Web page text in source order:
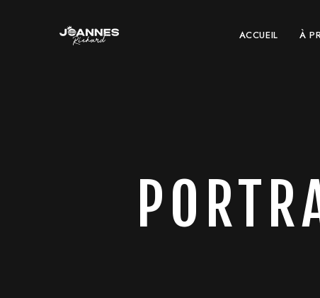
ACCUEIL À